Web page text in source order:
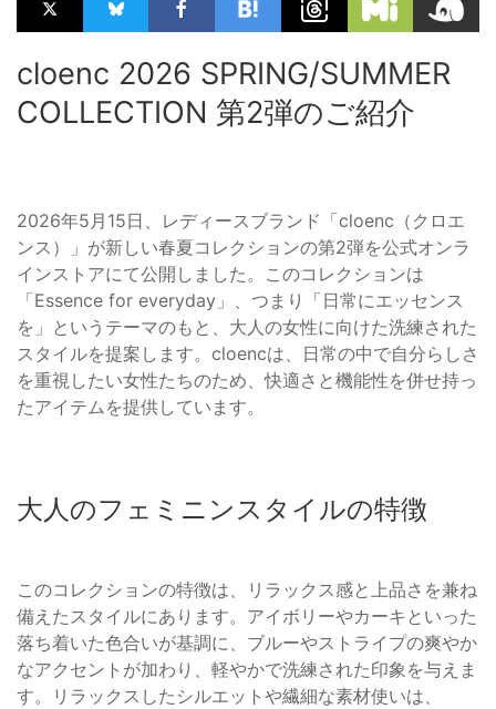
cloenc 2026 SPRING/SUMMER
COLLECTION 第2弾のご紹介
2026年5月15日、レディースブランド「cloenc（クロエ
ンス）」が新しい春夏コレクションの第2弾を公式オンラ
インストアにて公開しました。このコレクションは
「Essence for everyday」、つまり「日常にエッセンス
を」というテーマのもと、大人の女性に向けた洗練された
スタイルを提案します。cloencは、日常の中で自分らしさ
を重視したい女性たちのため、快適さと機能性を併せ持っ
たアイテムを提供しています。
大人のフェミニンスタイルの特徴
このコレクションの特徴は、リラックス感と上品さを兼ね
備えたスタイルにあります。アイボリーやカーキといった
落ち着いた色合いが基調に、ブルーやストライプの爽やか
なアクセントが加わり、軽やかで洗練された印象を与えま
す。リラックスしたシルエットや繊細な素材使いは、